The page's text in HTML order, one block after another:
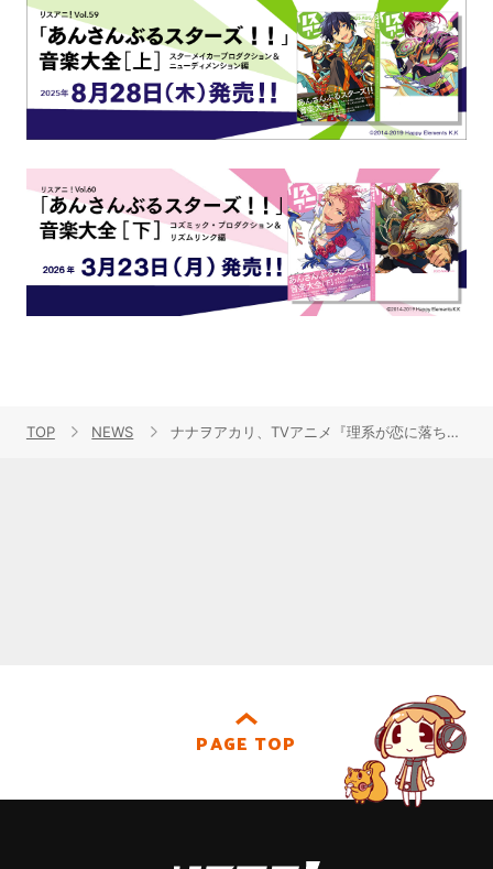
TOP NEWS ナナヲアカリ、TVアニメ『理系が恋に落ちたので証明してみた。』EDテーマ「チューリングラブ feat.Sou」TVサイズver.の先行配信がスタート！シングル「チューリングラブ feat.Sou / ピヨ」アニメ描きおろしJK&パッケージ収録内容も解禁！
PAGE TOP